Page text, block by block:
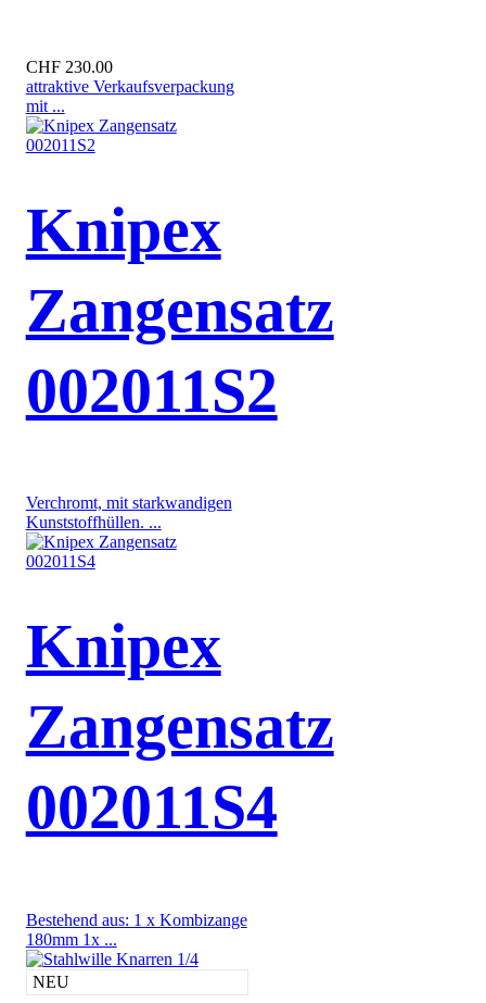
CHF 230.00
attraktive Verkaufsverpackung
mit ...
Knipex
Zangensatz
002011S2
Verchromt, mit starkwandigen
Kunststoffhüllen. ...
Knipex
Zangensatz
002011S4
Bestehend aus: 1 x Kombizange
180mm 1x ...
NEU